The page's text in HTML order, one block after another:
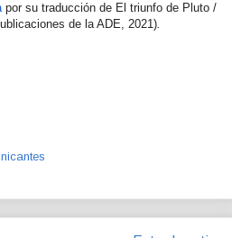
por su traducción de El triunfo de Pluto /
de la ADE, 2021).